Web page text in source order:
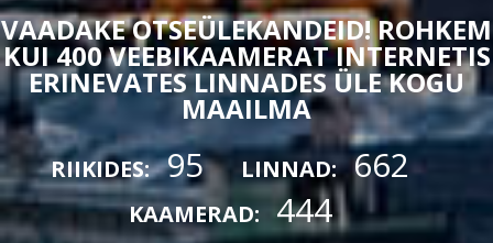
VAADAKE OTSEÜLEKANDEID! ROHKEM
KUI 400 VEEBIKAAMERAT INTERNETIS
ERINEVATES LINNADES ÜLE KOGU
MAAILMA
RIIKIDES: 95 LINNAD: 662
KAAMERAD: 444